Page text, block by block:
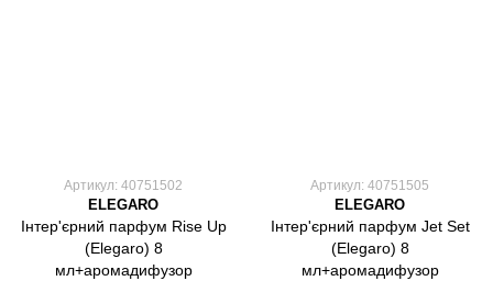
Артикул: 40751502
ELEGARO
Інтер'єрний парфум Rise Up
(Elegaro) 8
мл+аромадифузор
Артикул: 40751505
ELEGARO
Інтер'єрний парфум Jet Set
(Elegaro) 8
мл+аромадифузор